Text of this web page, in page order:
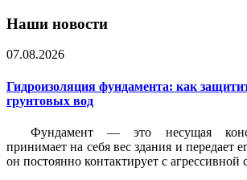
Наши новости
07.08.2026
Гидроизоляция фундамента: как
грунтовых вод
Фундамент — это несущая
принимает на себя вес здания и передает
он постоянно контактирует с агрессивной